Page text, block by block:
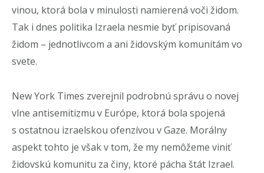
vinou, ktorá bola v minulosti namierená voči židom.
Tak i dnes politika Izraela nesmie byť pripisovaná
židom – jednotlivcom a ani židovským komunitám vo
svete.
New York Times zverejnil podrobnú správu o novej
vlne antisemitizmu v Európe, ktorá bola spojená
s ostatnou izraelskou ofenzívou v Gaze. Morálny
aspekt tohto je však v tom, že my nemôžeme viniť
židovskú komunitu za činy, ktoré pácha štát Izrael.